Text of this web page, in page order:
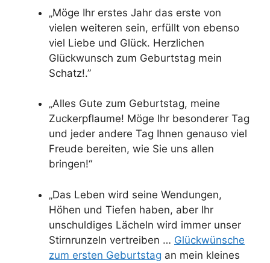
„Möge Ihr erstes Jahr das erste von
vielen weiteren sein, erfüllt von ebenso
viel Liebe und Glück. Herzlichen
Glückwunsch zum Geburtstag mein
Schatz!.”
„Alles Gute zum Geburtstag, meine
Zuckerpflaume! Möge Ihr besonderer Tag
und jeder andere Tag Ihnen genauso viel
Freude bereiten, wie Sie uns allen
bringen!“
„Das Leben wird seine Wendungen,
Höhen und Tiefen haben, aber Ihr
unschuldiges Lächeln wird immer unser
Stirnrunzeln vertreiben … Glückwünsche
zum ersten Geburtstag an mein kleines